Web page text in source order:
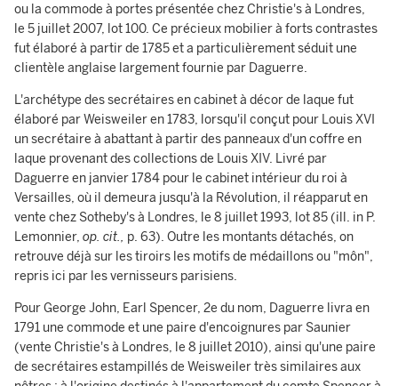
ou la commode à portes présentée chez Christie's à Londres,
le 5 juillet 2007, lot 100. Ce précieux mobilier à forts contrastes
fut élaboré à partir de 1785 et a particulièrement séduit une
clientèle anglaise largement fournie par Daguerre.
L'archétype des secrétaires en cabinet à décor de laque fut
élaboré par Weisweiler en 1783, lorsqu'il conçut pour Louis XVI
un secrétaire à abattant à partir des panneaux d'un coffre en
laque provenant des collections de Louis XIV. Livré par
Daguerre en janvier 1784 pour le cabinet intérieur du roi à
Versailles, où il demeura jusqu'à la Révolution, il réapparut en
vente chez Sotheby's à Londres, le 8 juillet 1993, lot 85 (ill. in P.
Lemonnier, op. cit., p. 63). Outre les montants détachés, on
retrouve déjà sur les tiroirs les motifs de médaillons ou "môn",
repris ici par les vernisseurs parisiens.
Pour George John, Earl Spencer, 2e du nom, Daguerre livra en
1791 une commode et une paire d'encoignures par Saunier
(vente Christie's à Londres, le 8 juillet 2010), ainsi qu'une paire
de secrétaires estampillés de Weisweiler très similaires aux